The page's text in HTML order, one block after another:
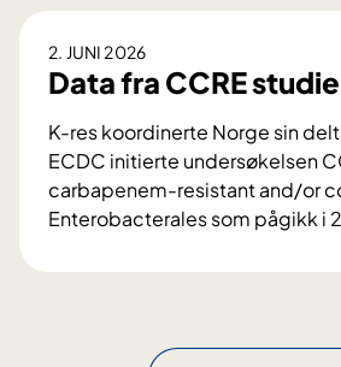
k
u
b
r
u
d
a
l
u
e
r
i
n
g
v
2. JUNI 2026
Data fra CCRE
K-res koordinerte Norge sin
ECDC initierte undersøkelsen
carbapenem-resistant and/or
Enterobacterales som pågikk i
a